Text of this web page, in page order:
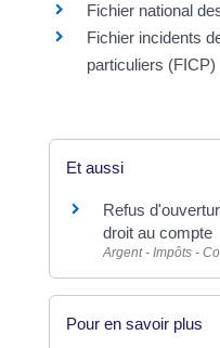
Fichier national
Fichier incidents
particuliers (FICP)
Et aussi
Refus
droit au compte
Argent - Impôts -
Pour en savoir plus